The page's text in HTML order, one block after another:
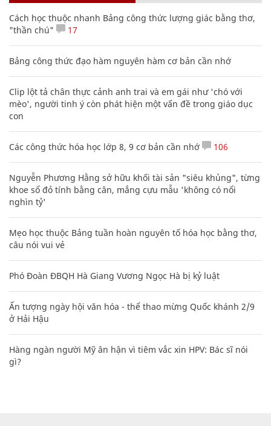
Cách học thuộc nhanh Bảng công thức lượng giác bằng thơ,
"thần chú"
17
Bảng công thức đạo hàm nguyên hàm cơ bản cần nhớ
Clip lột tả chân thực cảnh anh trai và em gái như 'chó với
mèo', người tinh ý còn phát hiện một vấn đề trong giáo dục
con
Các công thức hóa học lớp 8, 9 cơ bản cần nhớ 106
Nguyễn Phương Hằng sở hữu khối tài sản "siêu khủng", từng
khoe sổ đỏ tính bằng cân, mắng cựu mẫu 'không có nổi
nghìn tỷ'
Mẹo học thuộc Bảng tuần hoàn nguyên tố hóa học bằng thơ,
câu nói vui vẻ
Phó Đoàn ĐBQH Hà Giang Vương Ngọc Hà bị kỷ luật
Ấn tượng ngày hội văn hóa - thể thao mừng Quốc khánh 2/9
ở Hải Hậu
Hàng ngàn người Mỹ ân hận vì tiêm vắc xin HPV: Bác sĩ nói
gì?